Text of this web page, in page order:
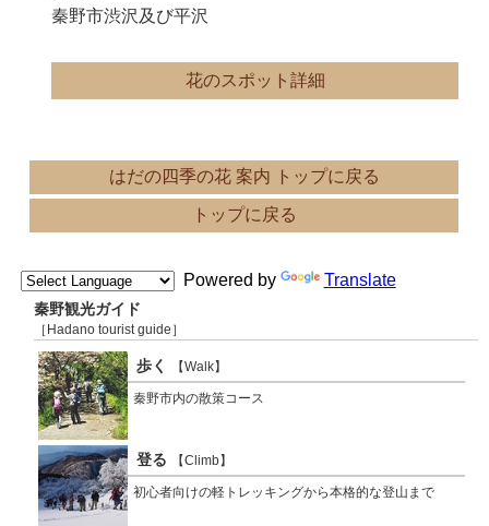
秦野市渋沢及び平沢
花のスポット詳細
はだの四季の花 案内 トップに戻る
トップに戻る
Powered by Translate
秦野観光ガイド
［Hadano tourist guide］
歩く 【Walk】
秦野市内の散策コース
登る 【Climb】
初心者向けの軽トレッキングから本格的な登山まで